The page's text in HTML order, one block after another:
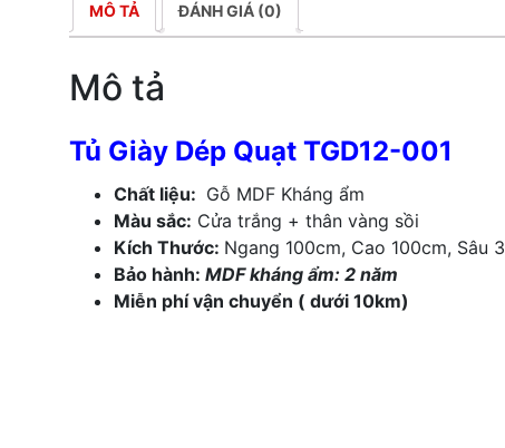
MÔ TẢ ĐÁNH GIÁ (0)
Mô tả
Tủ Giày Dép Quạt TGD12-001
Chất liệu: Gỗ MDF Kháng ẩm
Màu sắc: Cửa trắng + thân vàng sồi
Kích Thước: Ngang 100cm, Cao 100cm, Sâu 3
Bảo hành: MDF kháng ẩm: 2 năm
Miễn phí vận chuyển ( dưới 10km)